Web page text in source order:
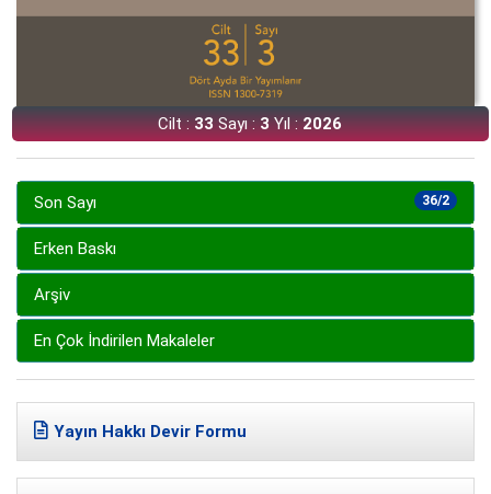
Cilt :33Sayı :3Yıl :2026
36/2
Son Sayı
Erken Baskı
Arşiv
En Çok İndirilen Makaleler
Yayın Hakkı Devir Formu